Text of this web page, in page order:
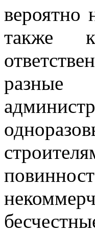
вероятно
также
разные